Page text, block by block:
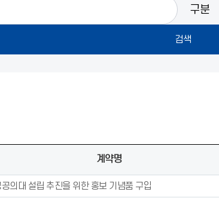
구분
계약명
공의대 설립 추진을 위한 홍보 기념품 구입